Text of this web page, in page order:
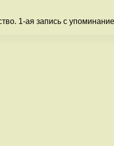
1-ая запись с